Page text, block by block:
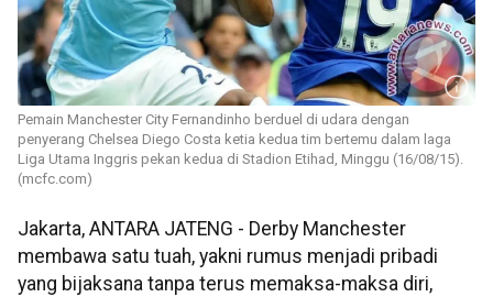
Pemain Manchester City Fernandinho berduel di udara dengan
penyerang Chelsea Diego Costa ketia kedua tim bertemu dalam laga
Liga Utama Inggris pekan kedua di Stadion Etihad, Minggu (16/08/15).
(mcfc.com)
Jakarta, ANTARA JATENG - Derby Manchester
membawa satu tuah, yakni rumus menjadi pribadi
yang bijaksana tanpa terus memaksa-maksa diri,